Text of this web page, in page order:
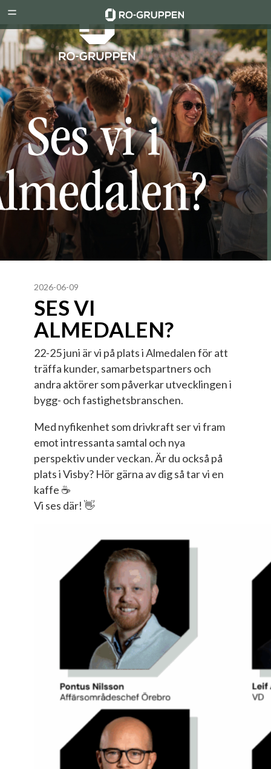
Menu
Gruppen
2026-06-09
SES VI
ALMEDALEN?
22-25 juni är vi på plats i Almedalen för att
träffa kunder, samarbetspartners och
andra aktörer som påverkar utvecklingen i
bygg- och fastighetsbranschen.
Med nyfikenhet som drivkraft ser vi fram
emot intressanta samtal och nya
perspektiv under veckan. Är du också på
plats i Visby? Hör gärna av dig så tar vi en
kaffe ☕
Vi ses där! 👋